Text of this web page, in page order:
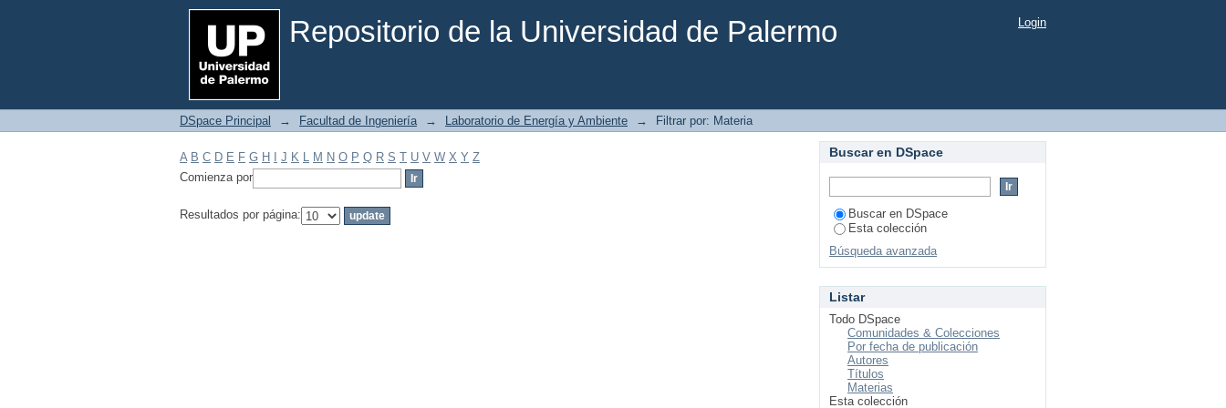
Repositorio de la Universidad de Palermo
Filtrar por: Materia Login
DSpace Principal → Facultad de Ingeniería → Laboratorio de Energía y Ambiente → Filtrar por: Materia
A B C D E F G H J K L M N O P Q R S T U V W X Y Z
Comienza por
Resultados por página:
Buscar en DSpace
Buscar en DSpace
Esta colección
Búsqueda avanzada
Listar
Todo DSpace
Comunidades & Colecciones
Por fecha de publicación
Autores
Títulos
Materias
Esta colección